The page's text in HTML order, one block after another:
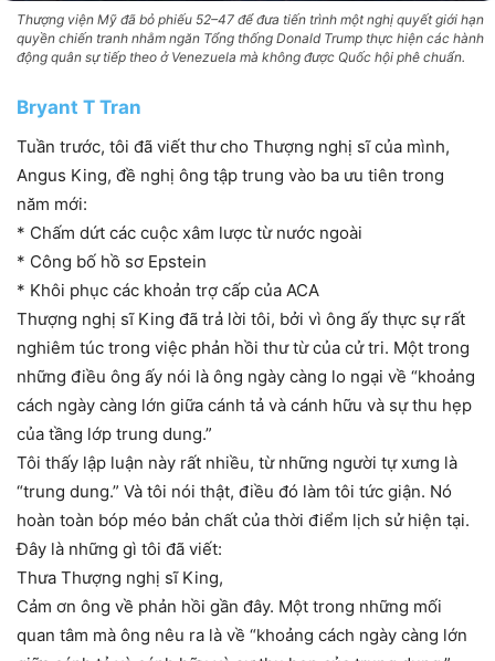
Thượng viện Mỹ đã bỏ phiếu 52–47 để đưa tiến trình một nghị quyết giới hạn
quyền chiến tranh nhằm ngăn Tổng thống Donald Trump thực hiện các hành
động quân sự tiếp theo ở Venezuela mà không được Quốc hội phê chuẩn.
Bryant T Tran
Tuần trước, tôi đã viết thư cho Thượng nghị sĩ của mình,
Angus King, đề nghị ông tập trung vào ba ưu tiên trong
năm mới:
* Chấm dứt các cuộc xâm lược từ nước ngoài
* Công bố hồ sơ Epstein
* Khôi phục các khoản trợ cấp của ACA
Thượng nghị sĩ King đã trả lời tôi, bởi vì ông ấy thực sự rất
nghiêm túc trong việc phản hồi thư từ của cử tri. Một trong
những điều ông ấy nói là ông ngày càng lo ngại về “khoảng
cách ngày càng lớn giữa cánh tả và cánh hữu và sự thu hẹp
của tầng lớp trung dung.”
Tôi thấy lập luận này rất nhiều, từ những người tự xưng là
“trung dung.” Và tôi nói thật, điều đó làm tôi tức giận. Nó
hoàn toàn bóp méo bản chất của thời điểm lịch sử hiện tại.
Đây là những gì tôi đã viết:
Thưa Thượng nghị sĩ King,
Cảm ơn ông về phản hồi gần đây. Một trong những mối
quan tâm mà ông nêu ra là về “khoảng cách ngày càng lớn